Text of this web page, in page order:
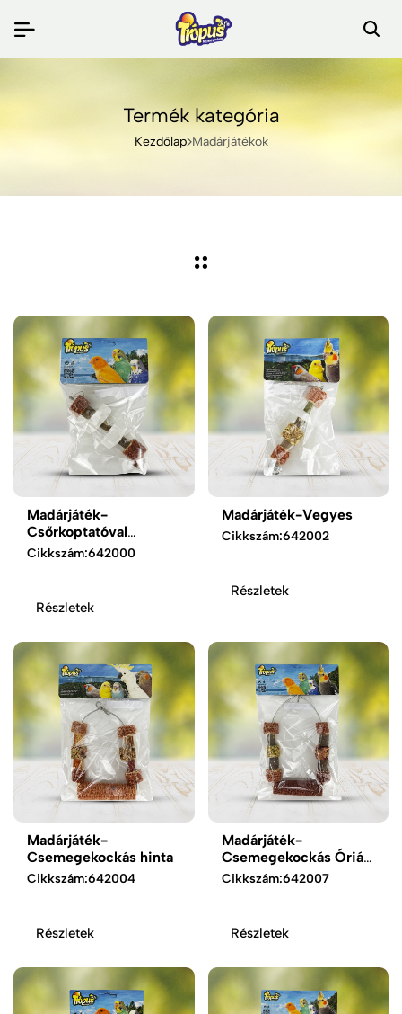
Termék kategória
Kezdőlap Madárjátékok
Madárjáték-
Csőrkoptatóval
kombinált
Cikkszám:642000
Részletek
Madárjáték-Vegyes
Cikkszám:642002
Részletek
Madárjáték-
Csemegekockás hinta
Cikkszám:642004
Részletek
Madárjáték-
Csemegekockás Óriás
hinta
Cikkszám:642007
Részletek